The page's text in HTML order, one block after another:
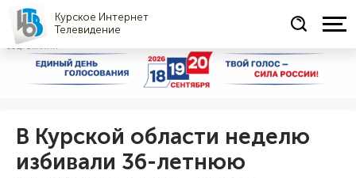
Курское Интернет
Телевидение
СОЦРЕКЛАМА
В Курской области неделю
избивали 36-летнюю